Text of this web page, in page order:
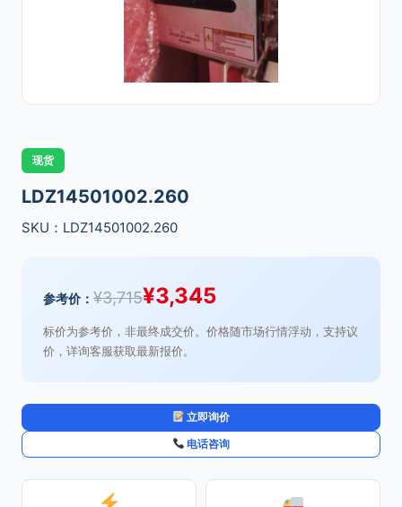
现货
LDZ14501002.260
SKU：LDZ14501002.260
参考价： ¥3,715¥3,345
标价为参考价，非最终成交价。价格随市场行情浮动，支持议
价，详询客服获取最新报价。
立即询价
电话咨询